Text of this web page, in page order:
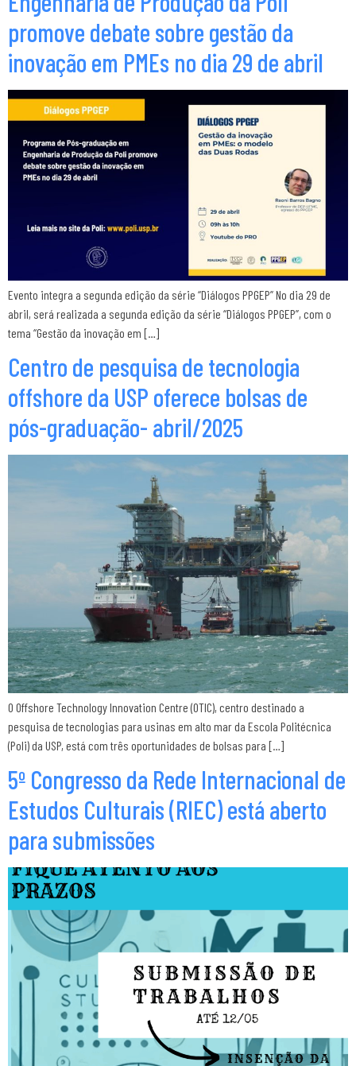
promove debate sobre gestão da
inovação em PMEs no dia 29 de abril
Evento integra a segunda edição da série “Diálogos PPGEP” No dia 29 de
abril, será realizada a segunda edição da série “Diálogos PPGEP”, com o
tema “Gestão da inovação em […]
Centro de pesquisa de tecnologia
offshore da USP oferece bolsas de
pós-graduação- abril/2025
O Offshore Technology Innovation Centre (OTIC), centro destinado a
pesquisa de tecnologias para usinas em alto mar da Escola Politécnica
(Poli) da USP, está com três oportunidades de bolsas para […]
5º Congresso da Rede Internacional de
Estudos Culturais (RIEC) está aberto
para submissões